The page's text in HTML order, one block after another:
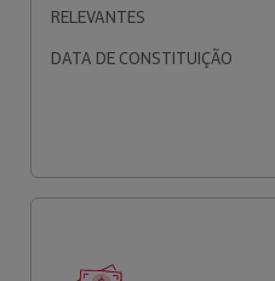
RELEVANTES
DATA DE CONSTITUIÇÃO